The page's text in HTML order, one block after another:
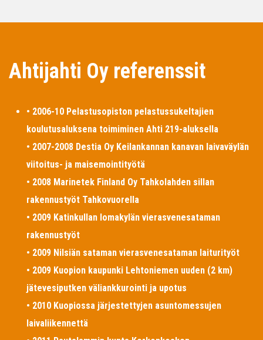
Ahtijahti Oy referenssit
• 2006-10 Pelastusopiston pelastussukeltajien
koulutusaluksena toimiminen Ahti 219-aluksella
• 2007-2008 Destia Oy Keilankannan kanavan laivaväylän
viitoitus- ja maisemointityötä
• 2008 Marinetek Finland Oy Tahkolahden sillan
rakennustyöt Tahkovuorella
• 2009 Katinkullan lomakylän vierasvenesataman
rakennustyöt
• 2009 Nilsiän sataman vierasvenesataman laiturityöt
• 2009 Kuopion kaupunki Lehtoniemen uuden (2 km)
jätevesiputken väliankkurointi ja upotus
• 2010 Kuopiossa järjestettyjen asuntomessujen
laivaliikennettä